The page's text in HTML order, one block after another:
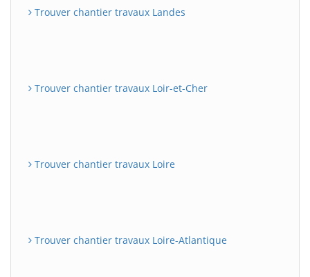
Trouver chantier travaux Landes
Trouver chantier travaux Loir-et-Cher
Trouver chantier travaux Loire
Trouver chantier travaux Loire-Atlantique